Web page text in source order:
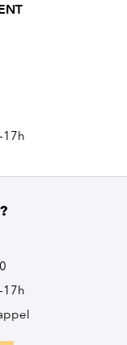
17h
17h